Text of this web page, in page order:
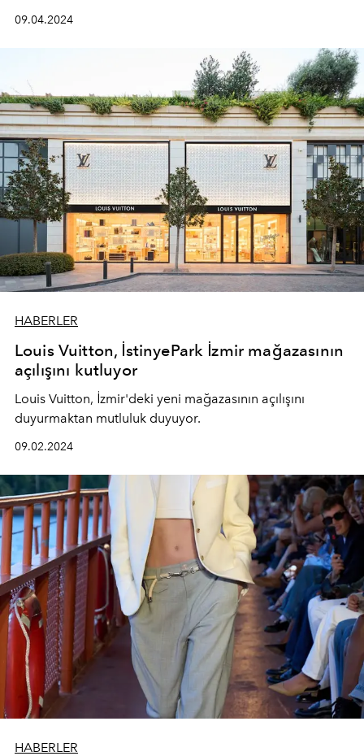
09.04.2024
HABERLER
Louis Vuitton, İstinyePark İzmir mağazasının
açılışını kutluyor
Louis Vuitton, İzmir'deki yeni mağazasının açılışını
duyurmaktan mutluluk duyuyor.
09.02.2024
HABERLER